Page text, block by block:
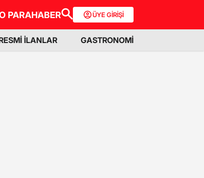
PARAHABER ÜYE GİRİŞİ
İLANLAR GASTRONOMİ